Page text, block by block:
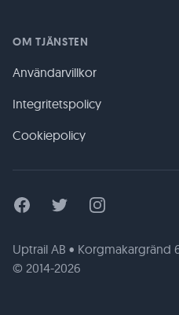
OM TJÄNSTEN
Användarvillkor
Integritetspolicy
Cookiepolicy
FacebookTwitter Instagram
Uptrail AB • Korgmakargränd
© 2014-2026